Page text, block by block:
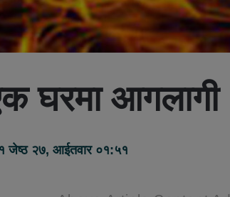
घरमा आगलागी
जेष्ठ २७, आईतवार ०१:५१